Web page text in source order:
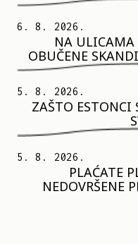
6. 8. 2026.
NA ULICAMA
OBUČENE
5. 8. 2026.
ZAŠTO ESTONCI
5. 8. 2026.
PLAĆATE
NEDOVRŠENE